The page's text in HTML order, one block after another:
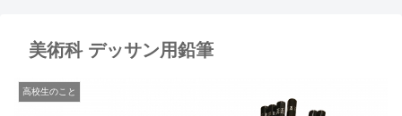
美術科 デッサン用鉛筆
高校生のこと